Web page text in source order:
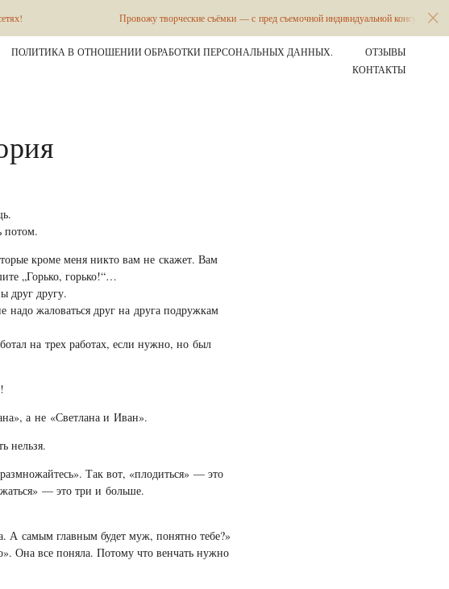
ПОЛИТИКА В ОТНОШЕНИИ ОБРАБОТКИ ПЕРСОНАЛЬНЫХ ДАННЫХ.
ОТЗЫВЫ
КОНТАКТЫ
потом.
кроме меня никто вам не скажет. Вам
„Горько, горько!“…
друг другу.
жаловаться друг на друга подружкам
на трех работах, если нужно, но был
а не «Светлана и Иван».
нельзя.
Так вот, «плодиться» — это
— это три и больше.
А самым главным будет муж, понятно тебе?»
Она все поняла. Потому что венчать нужно
Провожу творческие съёмки — с пред съемочной индивидуальной консультацией и